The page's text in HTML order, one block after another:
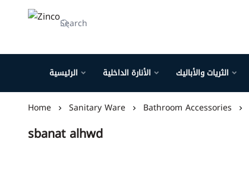
الرئيسية الأنارة الداخلية الثريات والأباليك
Home Sanitary Ware Bathroom Accessories
sbanat alhwd